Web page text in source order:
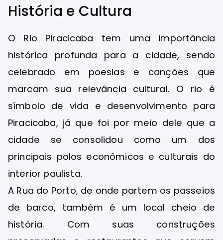
História e Cultura
O Rio Piracicaba tem uma importância
histórica profunda para a cidade, sendo
celebrado em poesias e canções que
marcam sua relevância cultural. O rio é
símbolo de vida e desenvolvimento para
Piracicaba, já que foi por meio dele que a
cidade se consolidou como um dos
principais polos econômicos e culturais do
interior paulista.
A Rua do Porto, de onde partem os passeios
de barco, também é um local cheio de
história. Com suas construções